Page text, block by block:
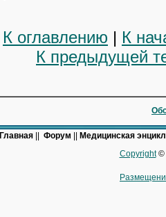
К оглавлению | К
К предыдущей
Главная Форум
Медицинская
Copyright©